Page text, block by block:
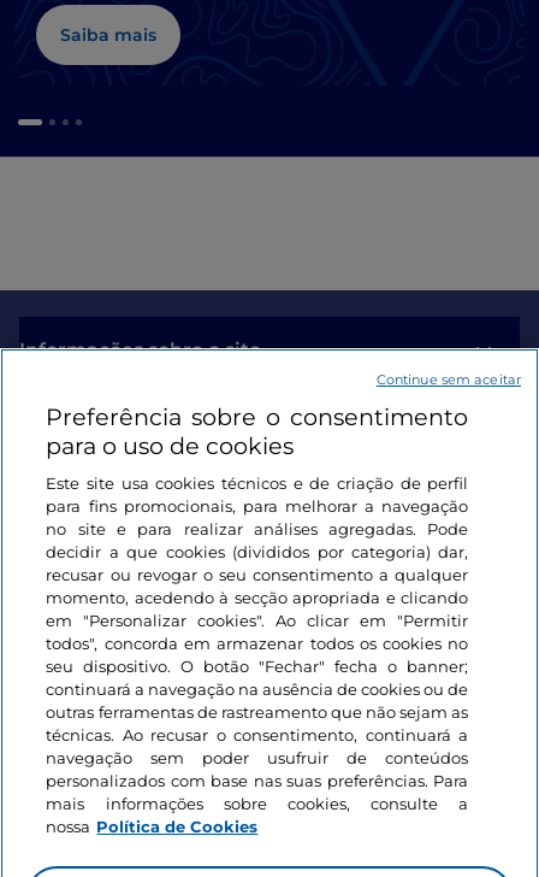
Saiba mais
Informações sobre o site
Ligações úteis
Iniciar sessão
Mantenha-se em contacto
Preferência sobre o consentimento
para o uso de cookies
Este site usa cookies técnicos e de criação de perfil
para fins promocionais, para melhorar a navegação
no site e para realizar análises agregadas. Pode
decidir a que cookies (divididos por categoria) dar,
recusar ou revogar o seu consentimento a qualquer
momento, acedendo à secção apropriada e clicando
em "Personalizar cookies". Ao clicar em "Permitir
todos", concorda em armazenar todos os cookies no
seu dispositivo. O botão "Fechar" fecha o banner;
continuará a navegação na ausência de cookies ou de
outras ferramentas de rastreamento que não sejam as
técnicas. Ao recusar o consentimento, continuará a
navegação sem poder usufruir de conteúdos
personalizados com base nas suas preferências. Para
mais informações sobre cookies, consulte a
nossa Política de Cookies
Continue sem aceitar